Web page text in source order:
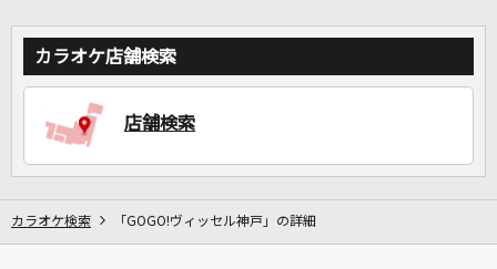
カラオケをもっと楽しもう！
カラオケ店舗検索
店舗検索
カラオケ検索 「GOGO!ヴィッセル神戸」の詳細